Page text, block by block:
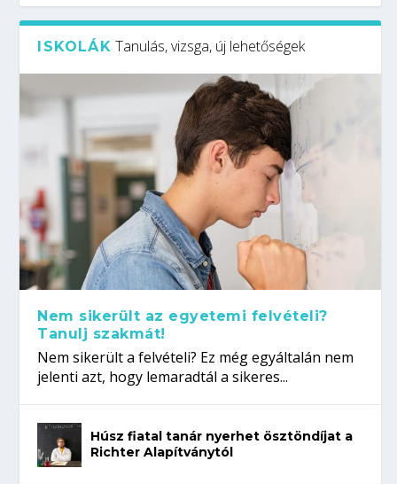
ISKOLÁK Tanulás, vizsga, új lehetőségek
Nem sikerült az egyetemi felvételi?
Tanulj szakmát!
Nem sikerült a felvételi? Ez még egyáltalán nem
jelenti azt, hogy lemaradtál a sikeres...
Húsz fiatal tanár nyerhet ösztöndíjat a
Richter Alapítványtól